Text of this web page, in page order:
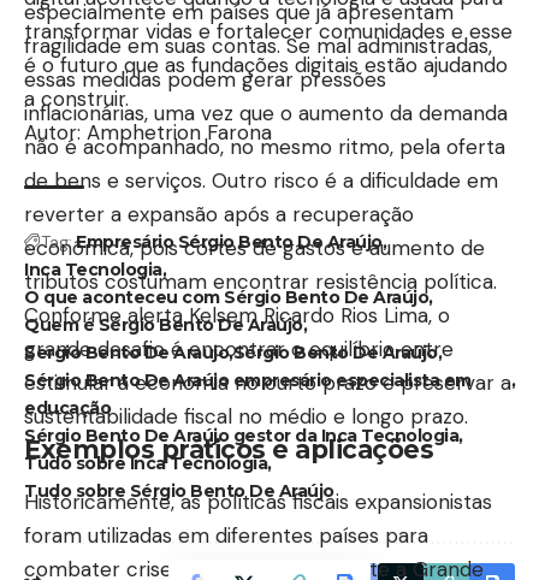
transformar vidas e fortalecer comunidades e esse
é o futuro que as fundações digitais estão ajudando
a construir.
Autor: Amphetrion Farona
Tag: Empresário Sérgio Bento De Araújo
Inca Tecnologia
O que aconteceu com Sérgio Bento De Araújo
Quem é Sérgio Bento De Araújo
Sergio Bento De AraujoSérgio Bento De Araújo
Sérgio Bento De Araújo empresário especialista em
educação
Sérgio Bento De Araújo gestor da Inca Tecnologia
Tudo sobre Inca Tecnologia
Tudo sobre Sérgio Bento De Araújo
especialmente em países que já apresentam
fragilidade em suas contas. Se mal administradas,
essas medidas podem gerar pressões
inflacionárias, uma vez que o aumento da demanda
não é acompanhado, no mesmo ritmo, pela oferta
de bens e serviços. Outro risco é a dificuldade em
reverter a expansão após a recuperação
econômica, pois cortes de gastos e aumento de
tributos costumam encontrar resistência política.
Conforme alerta Kelsem Ricardo Rios Lima, o
grande desafio é encontrar o equilíbrio entre
estimular a economia no curto prazo e preservar a
sustentabilidade fiscal no médio e longo prazo.
Exemplos práticos e aplicações
Historicamente, as políticas fiscais expansionistas
foram utilizadas em diferentes países para
combater crises econômicas. Durante a Grande